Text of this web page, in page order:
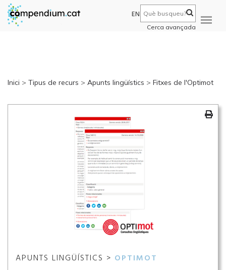
EN
Cerca avançada
Inici > Tipus de recurs > Apunts lingüístics > Fitxes de l'Optimot
APUNTS LINGÜÍSTICS > OPTIMOT